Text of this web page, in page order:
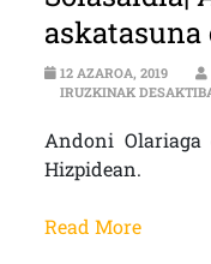
askatasuna
12 AZAROA, 2019
IRUZKINAK
Andoni
Hizpidean.
Read More